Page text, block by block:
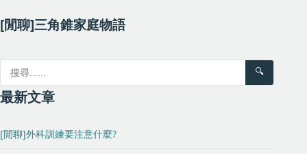
[閒聊]三角錐家庭物語
🔍
最新文章
[閒聊]外科訓練要注意什麼?